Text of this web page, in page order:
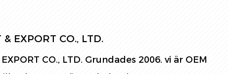
EXPORT CO., LTD.
CO., LTD. Grundades 2006. vi är OEM